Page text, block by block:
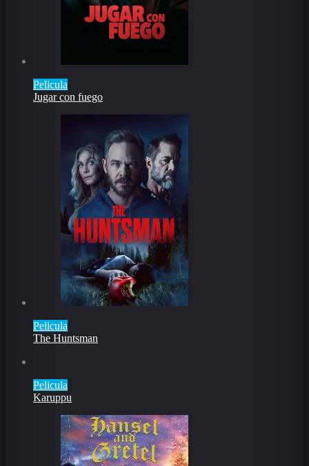
Pelicula
Jugar con fuego
Pelicula
The Huntsman
Pelicula
Karuppu